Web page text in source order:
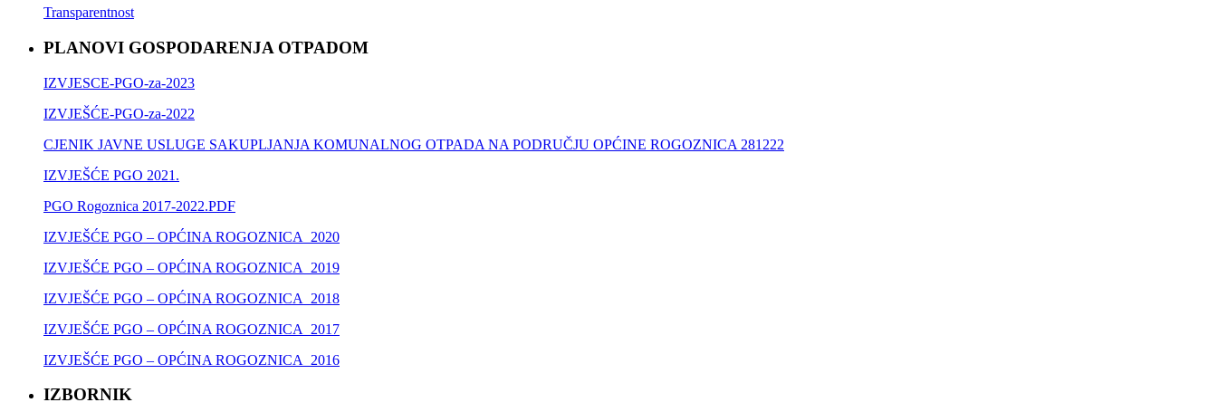
Transparentnost
PLANOVI GOSPODARENJA OTPADOM
IZVJESCE-PGO-za-2023
IZVJEŠĆE-PGO-za-2022
CJENIK JAVNE USLUGE SAKUPLJANJA KOMUNALNOG OTPADA NA PODRUČJU OPĆINE ROGOZNICA 281222
IZVJEŠĆE PGO 2021.
PGO Rogoznica 2017-2022.PDF
IZVJEŠĆE PGO – OPĆINA ROGOZNICA_2020
IZVJEŠĆE PGO – OPĆINA ROGOZNICA_2019
IZVJEŠĆE PGO – OPĆINA ROGOZNICA_2018
IZVJEŠĆE PGO – OPĆINA ROGOZNICA_2017
IZVJEŠĆE PGO – OPĆINA ROGOZNICA_2016
IZBORNIK